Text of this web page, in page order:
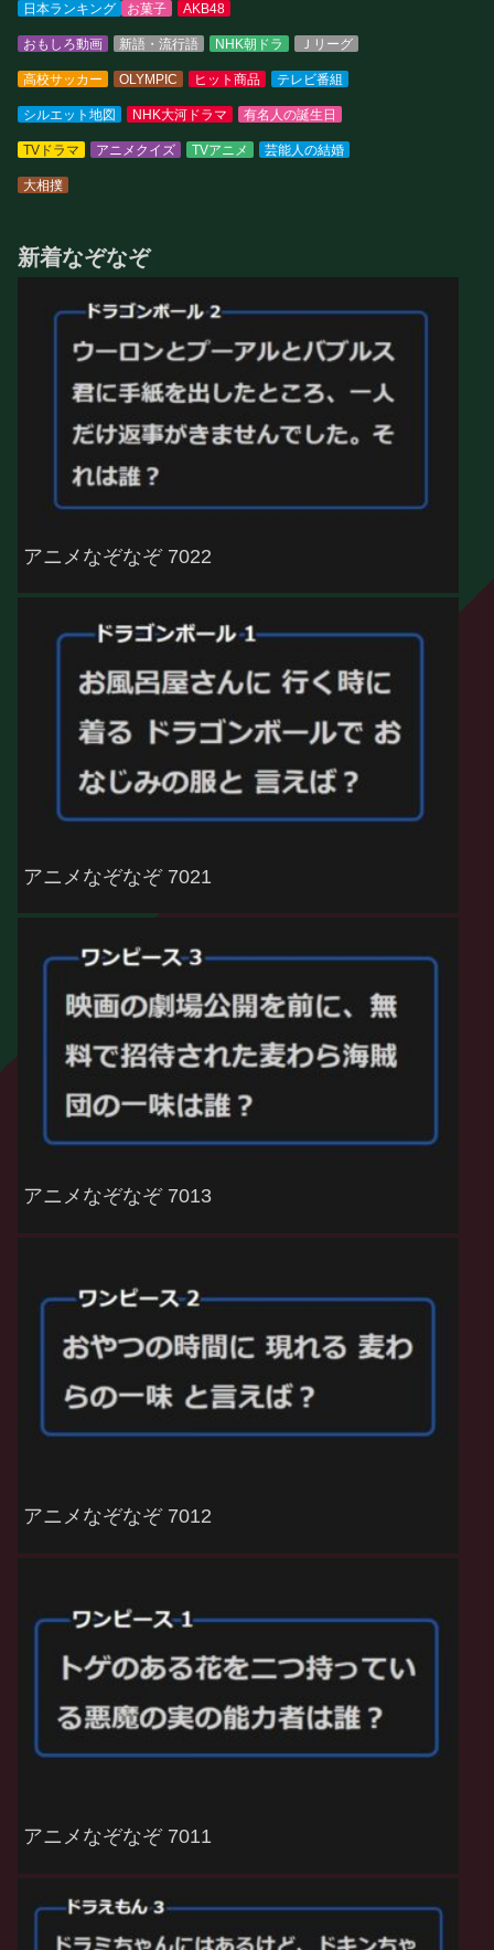
日本ランキング お菓子 AKB48
おもしろ動画 新語・流行語 NHK朝ドラ Ｊリーグ
高校サッカー OLYMPIC ヒット商品 テレビ番組
シルエット地図 NHK大河ドラマ 有名人の誕生日
TVドラマ アニメクイズ TVアニメ 芸能人の結婚
大相撲
新着なぞなぞ
アニメなぞなぞ 7022
アニメなぞなぞ 7021
アニメなぞなぞ 7013
アニメなぞなぞ 7012
アニメなぞなぞ 7011